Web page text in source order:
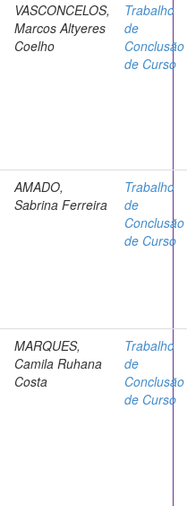
VASCONCELOS,
Marcos Altyeres
Coelho
Trabalho
de
Conclusão
de Curso
AMADO,
Sabrina Ferreira
Trabalho
de
Conclusão
de Curso
MARQUES,
Camila Ruhana
Costa
Trabalho
de
Conclusão
de Curso